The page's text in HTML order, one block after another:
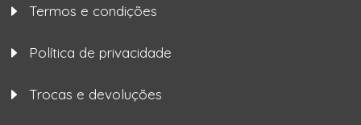
Termos e condições
Política de privacidade
Trocas e devoluções